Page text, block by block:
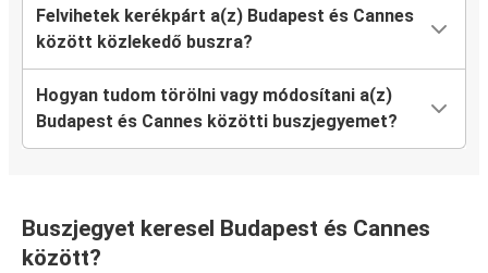
Felvihetek kerékpárt a(z) Budapest és Cannes
között közlekedő buszra?
Hogyan tudom törölni vagy módosítani a(z)
Budapest és Cannes közötti buszjegyemet?
Buszjegyet keresel Budapest és Cannes
között?